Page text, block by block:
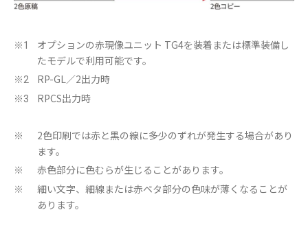
※1
オプションの赤現像ユニット TG4を装着または標準装備し
たモデルで利用可能です。
※2 RP-GL／2出力時
※3 RPCS出力時
※
2色印刷では赤と黒の線に多少のずれが発生する場合があり
ます。
※ 赤色部分に色むらが生じることがあります。
※
細い文字、細線または赤ベタ部分の色味が薄くなることが
あります。